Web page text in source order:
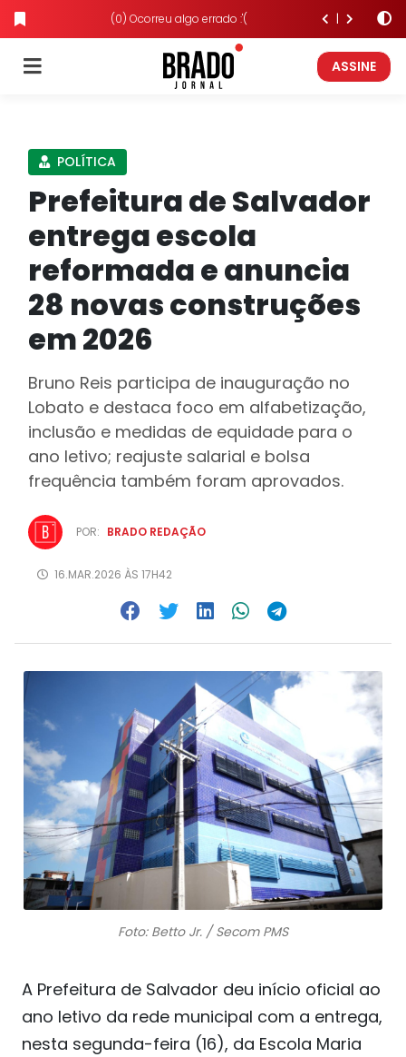
(0) Ocorreu algo errado :'(
ASSINE
POLÍTICA
Prefeitura de Salvador
entrega escola
reformada e anuncia
28 novas construções
em 2026
Bruno Reis participa de inauguração no
Lobato e destaca foco em alfabetização,
inclusão e medidas de equidade para o
ano letivo; reajuste salarial e bolsa
frequência também foram aprovados.
POR: BRADO REDAÇÃO
16.MAR.2026 ÀS 17H42
Foto: Betto Jr. / Secom PMS
A Prefeitura de Salvador deu início oficial ao
ano letivo da rede municipal com a entrega,
nesta segunda-feira (16), da Escola Maria